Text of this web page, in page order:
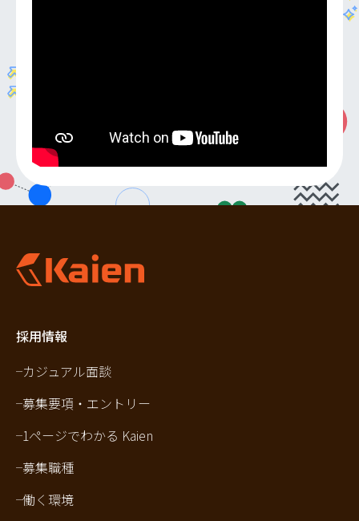
採用情報
カジュアル面談
募集要項・エントリー
1ページでわかる Kaien
募集職種
働く環境